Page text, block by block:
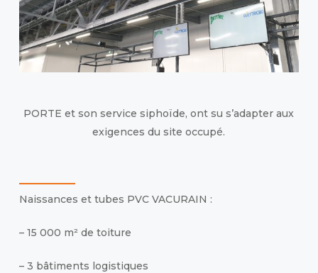
PORTE et son service siphoïde, ont su s’adapter aux
exigences du site occupé.
Naissances et tubes PVC VACURAIN :
– 15 000 m² de toiture
– 3 bâtiments logistiques